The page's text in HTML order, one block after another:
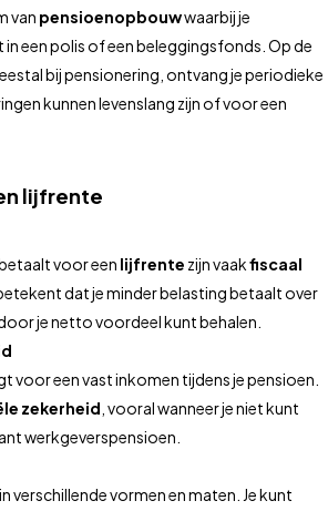
van pensioenopbouwwaarbij je
een polis of een beleggingsfonds. Op de
bij pensionering, ontvang je periodieke
kunnen levenslang zijn of voor een
lijfrente
voor een lijfrente zijn vaakfiscaal
betekent dat je minder belasting betaalt over
je netto voordeel kunt behalen.
voor een vast inkomen tijdens je pensioen.
zekerheid , vooral wanneer je niet kunt
werkgeverspensioen.
verschillende vormen en maten. Je kunt